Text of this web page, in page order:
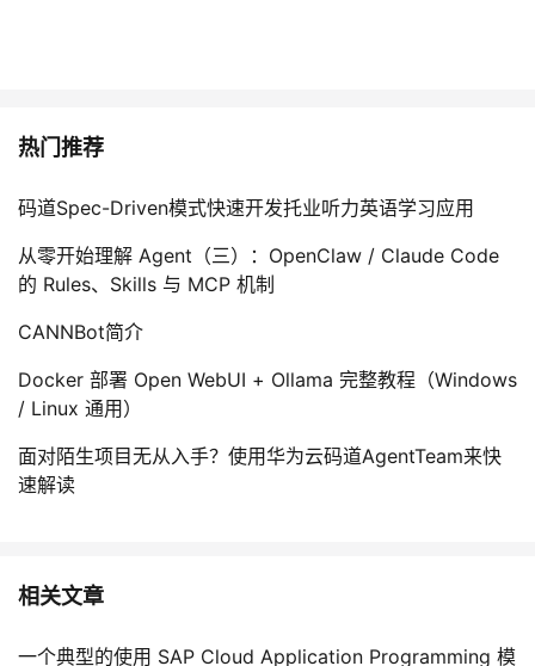
热门推荐
码道Spec-Driven模式快速开发托业听力英语学习应用
从零开始理解 Agent（三）：OpenClaw / Claude Code
的 Rules、Skills 与 MCP 机制
CANNBot简介
Docker 部署 Open WebUI + Ollama 完整教程（Windows
/ Linux 通用）
面对陌生项目无从入手？使用华为云码道AgentTeam来快
速解读
相关文章
一个典型的使用 SAP Cloud Application Programming 模